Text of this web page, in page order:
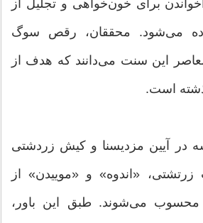
برای خون‌خواهی و تجلیل از
می‌شود. محققان، رقص سوگ
این سنت می‌دانند که هدف از
است.
در آیین مزدیسنا و کیش زردشتی
زرتشتی، «اندوه» و «موییدن» از
محسوب می‌شوند. طبق این باور،